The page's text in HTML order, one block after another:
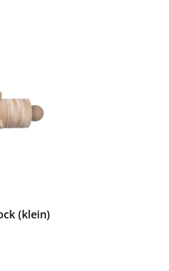
(klein)